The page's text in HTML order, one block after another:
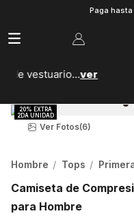
Paga
20% Extra en
Ver Fotos(6)
Hombre Tops
Camiseta de
para Hombre